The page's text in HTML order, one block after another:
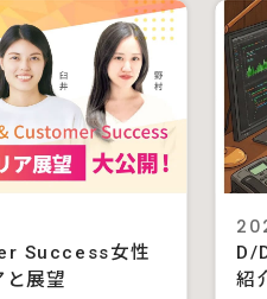
Success女性
と展望
D/
紹